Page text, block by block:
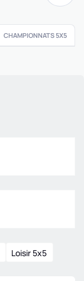
CHAMPIONNATS 5X5
Loisir 5x5